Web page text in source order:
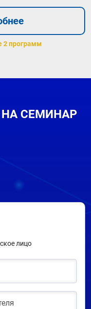
2 программ
НА СЕМИНАР
лицо